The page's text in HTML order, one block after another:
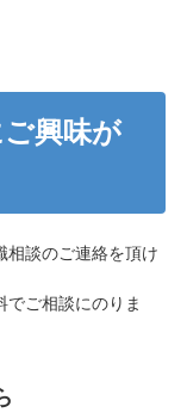
興味が
相談のご連絡を頂け
でご相談にのりま